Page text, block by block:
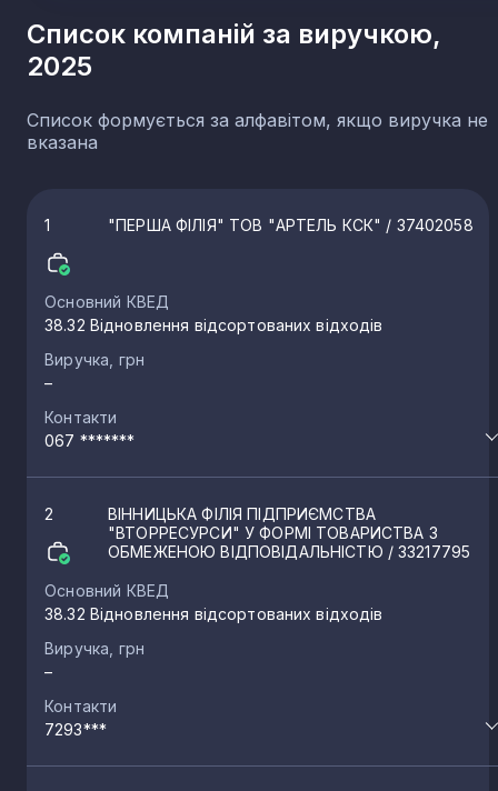
Список компаній за виручкою,
2025
Список формується за алфавітом, якщо виручка не
вказана
1 "ПЕРША ФІЛІЯ" ТОВ "АРТЕЛЬ КСК" / 37402058
Основний КВЕД
38.32 Відновлення відсортованих відходів
Виручка, грн
–
Контакти
067 *******
2
ВІННИЦЬКА ФІЛІЯ ПІДПРИЄМСТВА
"ВТОРРЕСУРСИ" У ФОРМІ ТОВАРИСТВА З
ОБМЕЖЕНОЮ ВІДПОВІДАЛЬНІСТЮ / 33217795
Основний КВЕД
38.32 Відновлення відсортованих відходів
Виручка, грн
–
Контакти
7293***